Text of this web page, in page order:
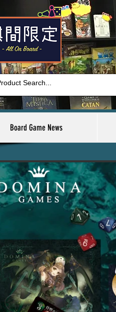
Board Game News